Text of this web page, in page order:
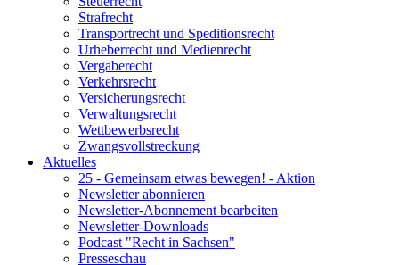
Strafrecht
Transportrecht und Speditionsrecht
Urheberrecht und Medienrecht
Vergaberecht
Verkehrsrecht
Versicherungsrecht
Verwaltungsrecht
Wettbewerbsrecht
Zwangsvollstreckung
Aktuelles
25 - Gemeinsam etwas bewegen! - Aktion
Newsletter abonnieren
Newsletter-Abonnement bearbeiten
Newsletter-Downloads
Podcast "Recht in Sachsen"
Presseschau